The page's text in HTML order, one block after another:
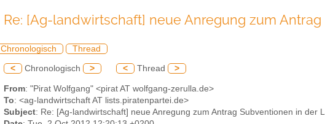
Re: [Ag-landwirtschaft] neue Anregung zum
Chronologisch Thread
< Chronologisch > < Thread >
From: "Pirat Wolfgang" <pirat AT wolfgang-zerulla.de>
To: <ag-landwirtschaft AT lists.piratenpartei.de>
Subject: Re: [Ag-landwirtschaft] neue Anregung zum Antrag Subventionen in der